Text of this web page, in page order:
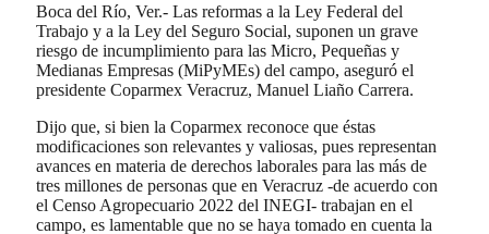
Boca del Río, Ver.- Las reformas a la Ley Federal del
Trabajo y a la Ley del Seguro Social, suponen un grave
riesgo de incumplimiento para las Micro, Pequeñas y
Medianas Empresas (MiPyMEs) del campo, aseguró el
presidente Coparmex Veracruz, Manuel Liaño Carrera.
Dijo que, si bien la Coparmex reconoce que éstas
modificaciones son relevantes y valiosas, pues representan
avances en materia de derechos laborales para las más de
tres millones de personas que en Veracruz -de acuerdo con
el Censo Agropecuario 2022 del INEGI- trabajan en el
campo, es lamentable que no se haya tomado en cuenta la